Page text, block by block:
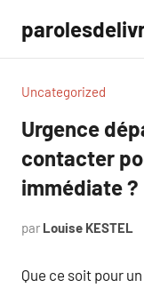
contenu
Uncategorized
Urgence
contacter
immédiate ?
par Louise KESTEL
Que ce soit pour